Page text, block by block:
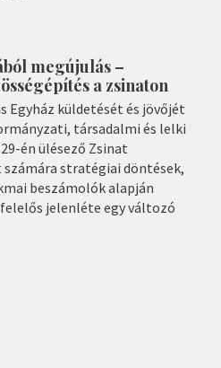
megújulás –
a zsinaton
Egyház küldetését és jövőjét
társadalmi és lelki
én ülésező Zsinat
stratégiai döntések,
beszámolók alapján
jelenléte egy változó